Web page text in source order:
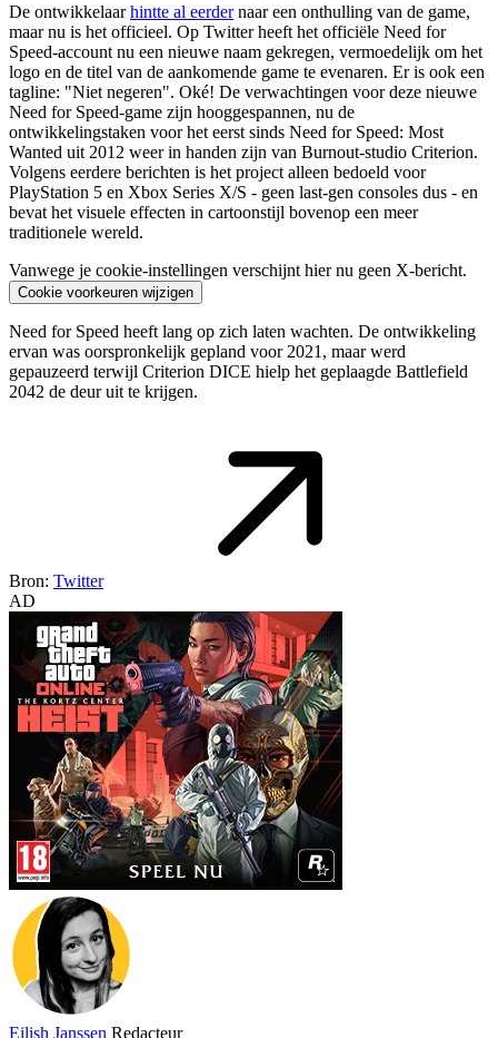
De ontwikkelaarhintte al eerdernaar een onthulling van de game,
maar nu is het officieel. Op Twitter heeft het officiële Need for
Speed-account nu een nieuwe naam gekregen, vermoedelijk om het
logo en de titel van de aankomende game te evenaren. Er is ook een
tagline: "Niet negeren". Oké! De verwachtingen voor deze nieuwe
Need for Speed-game zijn hooggespannen, nu de
ontwikkelingstaken voor het eerst sinds Need for Speed: Most
Wanted uit 2012 weer in handen zijn van Burnout-studio Criterion.
Volgens eerdere berichten is het project alleen bedoeld voor
PlayStation 5 en Xbox Series X/S - geen last-gen consoles dus - en
bevat het visuele effecten in cartoonstijl bovenop een meer
traditionele wereld.
Vanwege je cookie-instellingen verschijnt hier nu geen X-bericht.
Cookie voorkeuren wijzigen
Need for Speed heeft lang op zich laten wachten. De ontwikkeling
ervan was oorspronkelijk gepland voor 2021, maar werd
gepauzeerd terwijl Criterion DICE hielp het geplaagde Battlefield
2042 de deur uit te krijgen.
Bron: Twitter
AD
Eilish Janssen Redacteur